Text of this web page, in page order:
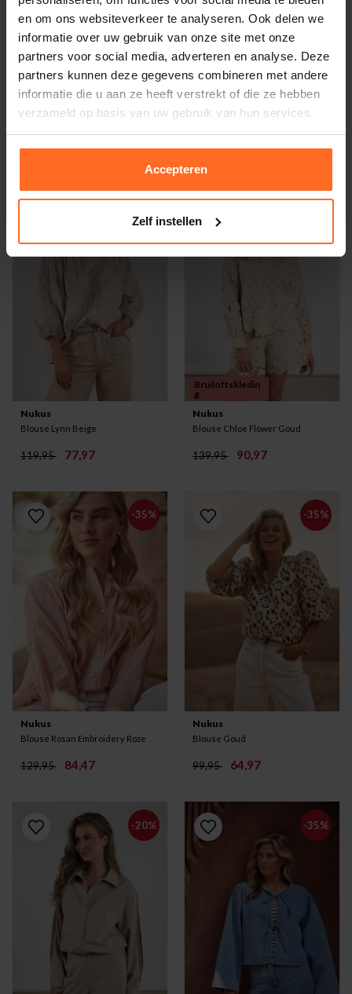
en om ons websiteverkeer te analyseren. Ook delen we
informatie over uw gebruik van onze site met onze
partners voor social media, adverteren en analyse. Deze
partners kunnen deze gegevens combineren met andere
informatie die u aan ze heeft verstrekt of die ze hebben
verzameld op basis van uw gebruik van hun services.
Accepteren
Zelf instellen
Nelly Blouse Goud
Bruiloftskledin
Blouse Lilly Shiny Groen
-35%
Nukus
Blouse Lynn Beige
119,95 77,97
-35%
Bruiloftskledin
g
Nukus
Blouse Chloe Flower Goud
139,95 90,97
-35%
Nukus
Blouse Rosan Embroidery Roze
129,95 84,47
-35%
Nukus
Blouse Goud
99,95 64,97
-20% -35%